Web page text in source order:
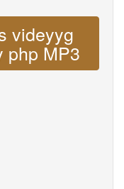
videyyg
php MP3